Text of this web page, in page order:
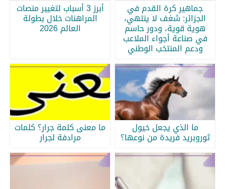
جماهير كرة القدم في
الجزائر: شغف لا ينتهي،
هوية قوية، ودور حاسم
في صناعة أجواء الملاعب
ودعم المنتخب الوطني
أبرز 3 أسباب لتغيير منصات
المراهنات خلال بطولة
العالم 2026
ما الذي يجعل خيول
ثوروبريد فريدة من نوعها؟
ما معنى كلمة جرار؟ كلمات
مرادفة لجرار